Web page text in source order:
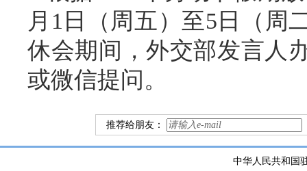
月1日（周五）至5日（周
休会期间，外交部发言人
或微信提问。
推荐给朋友：
中华人民共和国